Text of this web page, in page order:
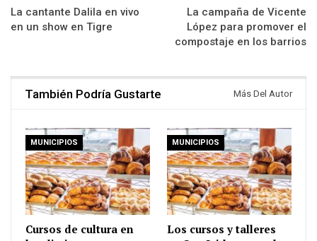
La cantante Dalila en vivo
en un show en Tigre
La campaña de Vicente
López para promover el
compostaje en los barrios
También Podría Gustarte Más Del Autor
MUNICIPIOS
Cursos de cultura en
MUNICIPIOS
Los cursos y talleres